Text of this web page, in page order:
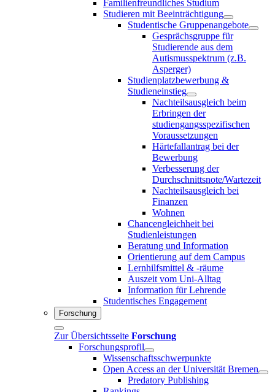
Familienfreundliches Studium
Studieren mit Beeinträchtigung
Studentische Gruppenangebote
Gesprächsgruppe für
Studierende aus dem
Autismusspektrum (z.B.
Asperger)
Studienplatzbewerbung &
Studieneinstieg
Nachteilsausgleich beim
Erbringen der
studiengangsspezifischen
Voraussetzungen
Härtefallantrag bei der
Bewerbung
Verbesserung der
Durchschnittsnote/Wartezeit
Nachteilsausgleich bei
Finanzen
Wohnen
Chancengleichheit bei
Studienleistungen
Beratung und Information
Orientierung auf dem Campus
Lernhilfsmittel & -räume
Auszeit vom Uni-Alltag
Information für Lehrende
Studentisches Engagement
Forschung
Zur Übersichtsseite Forschung
Forschungsprofil
Wissenschaftsschwerpunkte
Open Access an der Universität Bremen
Predatory Publishing